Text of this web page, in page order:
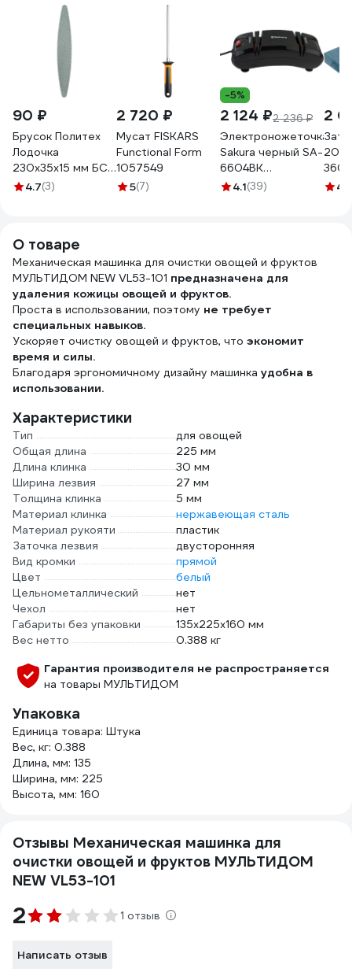
90 ₽
Брусок Политех
Лодочка
230x35x15 мм БС
2045200
4.7(3)
2 720 ₽
Мусат FISKARS
Functional Form
1057549
5(7)
-5%
2 124 ₽2 236 ₽
Электроножеточка
Sakura черный SA-
6604BK
РТ-00000835
4.1(39)
2
4.4
О товаре
Механическая машинка для очистки овощей и фруктов
МУЛЬТИДОМ NEW VL53-101 предназначена для
удаления кожицы овощей и фруктов.
Проста в использовании, поэтому не требует
специальных навыков.
Ускоряет очистку овощей и фруктов, что экономит
время и силы.
Благодаря эргономичному дизайну машинка удобна в
использовании.
Характеристики
Тип
для овощей
Общая длина
225 мм
Длина клинка
30 мм
Ширина лезвия
27 мм
Толщина клинка
5 мм
Материал клинка
нержавеющая сталь
Материал рукояти
пластик
Заточка лезвия
двусторонняя
Вид кромки
прямой
Цвет
белый
Цельнометаллический
нет
Чехол
нет
Габариты без упаковки
135x225x160 мм
Вес нетто
0.388 кг
Гарантия производителя не распространяется
на товары МУЛЬТИДОМ
Упаковка
Единица товара: Штука
Вес, кг: 0.388
Длина, мм: 135
Ширина, мм: 225
Высота, мм: 160
Отзывы Механическая машинка для
очистки овощей и фруктов МУЛЬТИДОМ
NEW VL53-101
2 1 отзыв
Написать отзыв